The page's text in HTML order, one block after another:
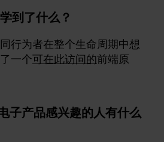
到了什么？
行为者在整个生命周期中想
一个可在此访问的前端原
子产品感兴趣的人有什么